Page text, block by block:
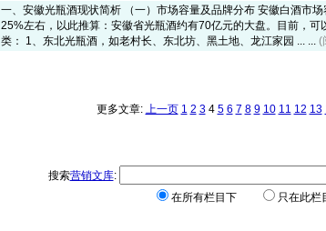
一、安徽光瓶酒现状简析 （一）市场容量及品牌分布 安徽白酒市
25%左右，以此推算：安徽省光瓶酒约有70亿元的大盘。目前，
类： 1、东北光瓶酒，如老村长、东北坊、黑土地、龙江家园 ... ... (
更多文章: 上一页 1 2 34 5 6 7 8 9 10 11 12 13
搜索营销文库:
在所有栏目下
只在此栏